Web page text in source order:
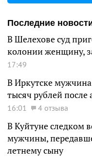
Последние
В Шелехове суд
колонии женщину,
17:49
В Иркутске
тысяч рублей после
16:01 4 отзыва
В Куйтуне следком
мужчины,
летнему сыну